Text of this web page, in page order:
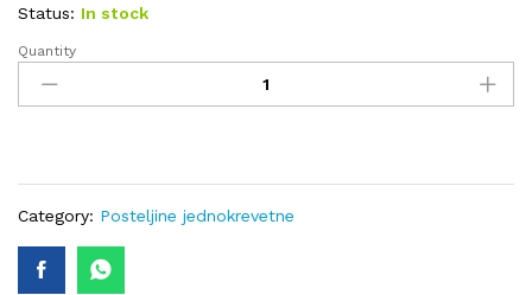
Status: In stock
Premium
jednokrevetna
posteljina
SET
4/1
Quantity
Category: Posteljine jednokrevetne